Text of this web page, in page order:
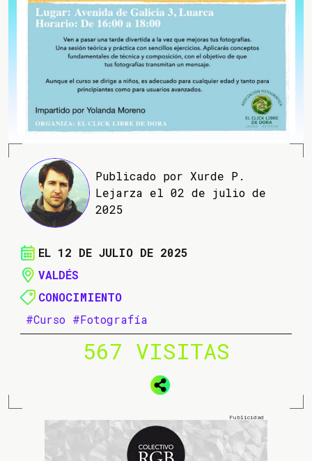
Publicado por Xurde P.
Lejarza el 02 de julio de
2025
EL 12 DE JULIO DE 2025
VALDÉS
CONOCIMIENTO
#Curso #Fotografía
567 VISITAS